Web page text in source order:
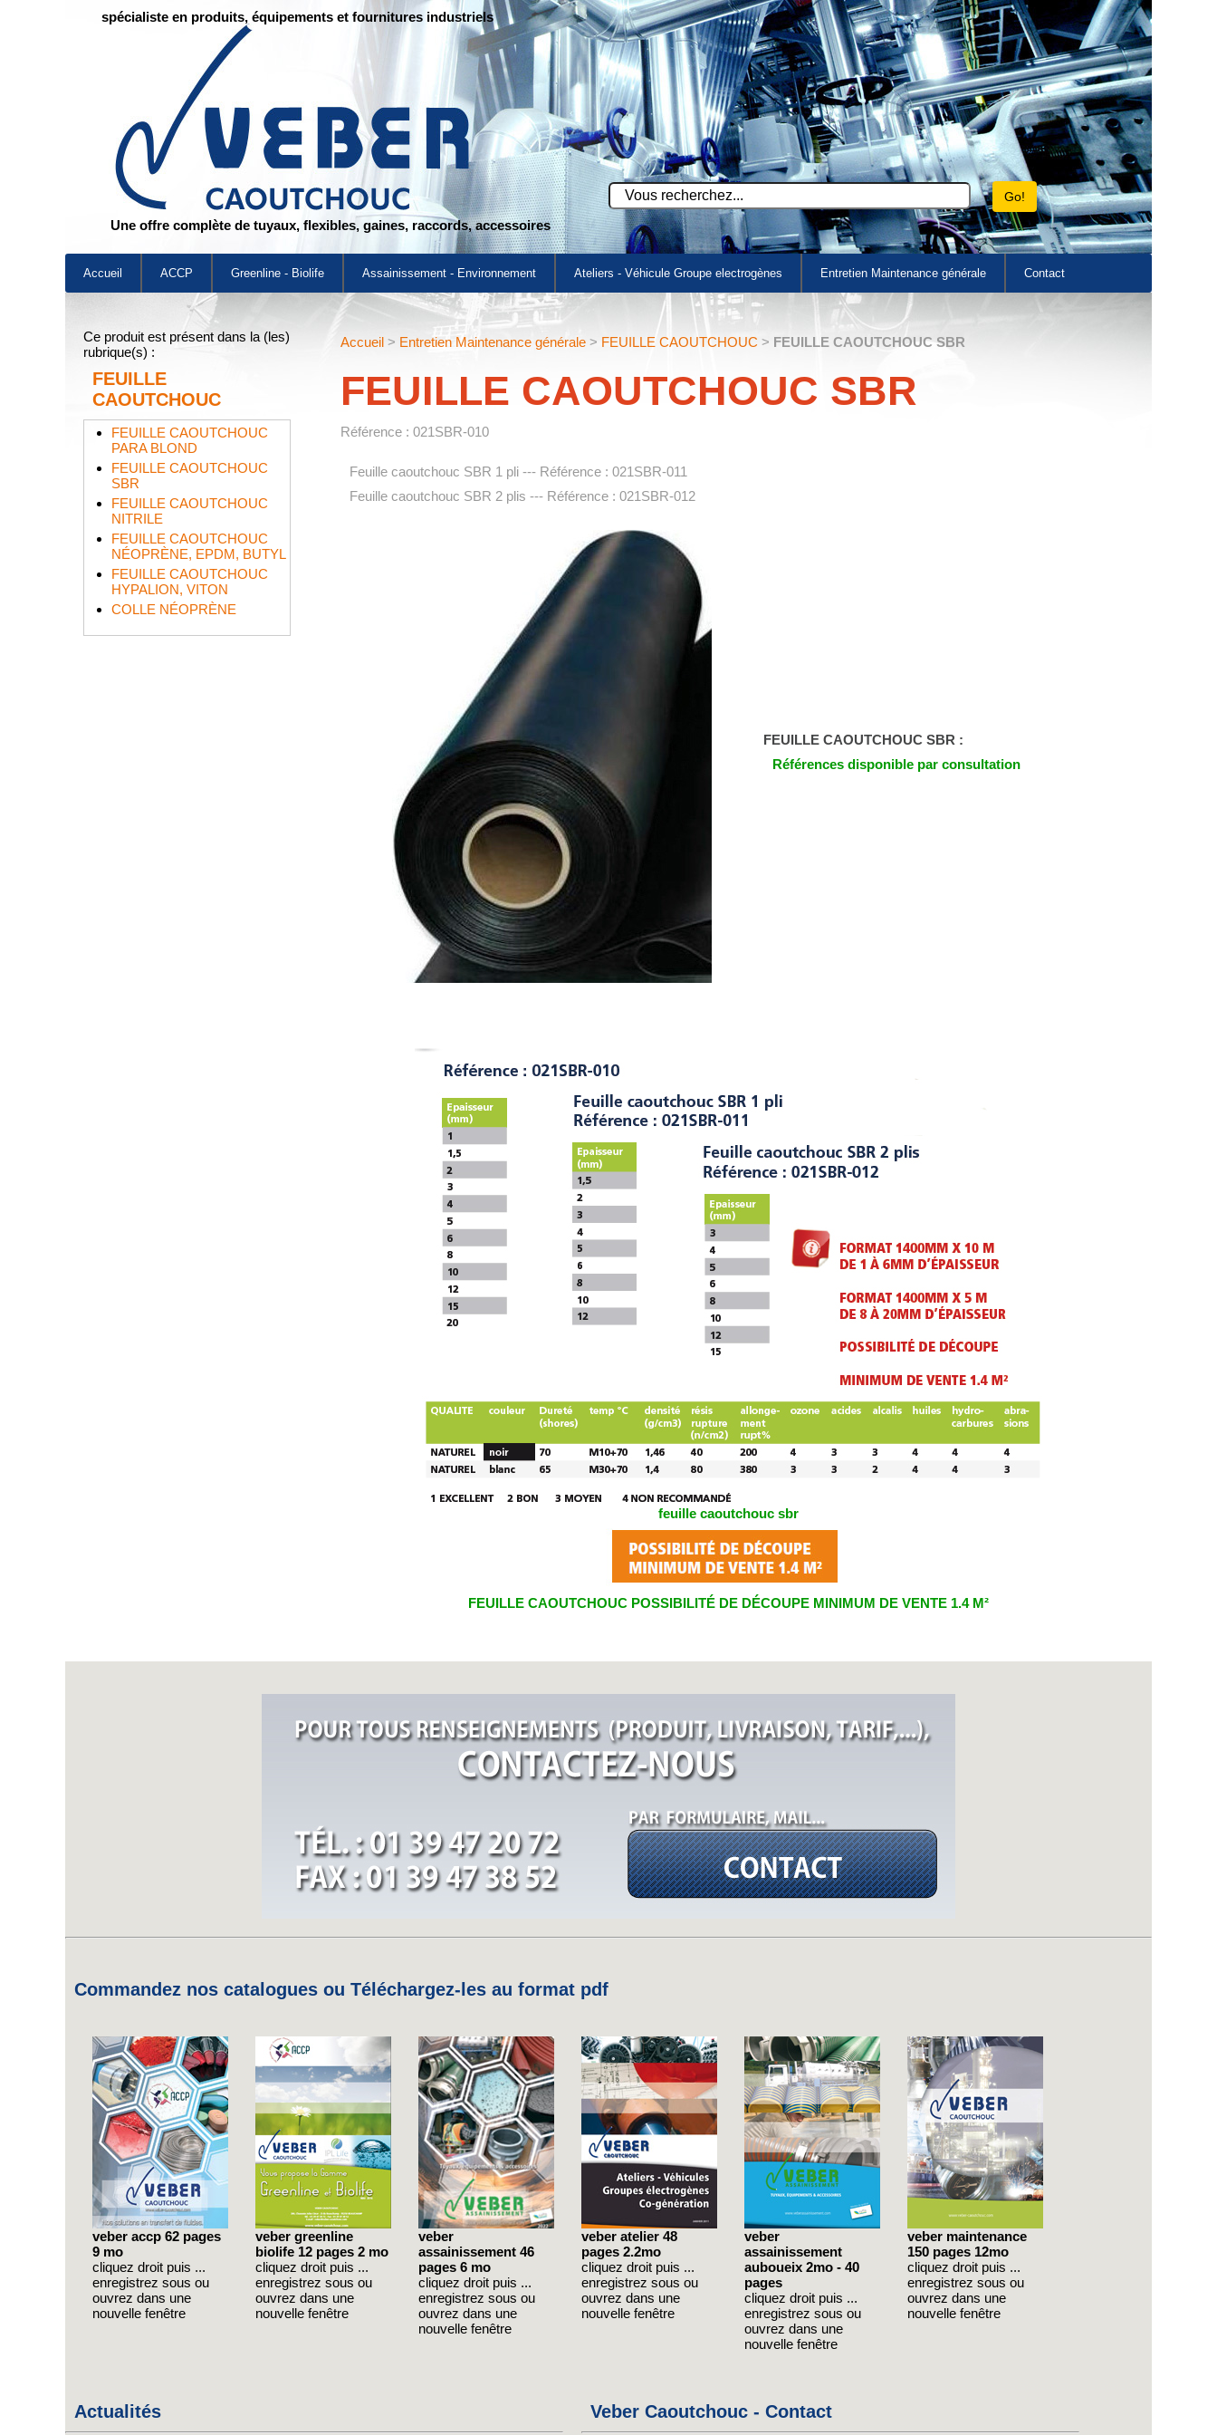
spécialiste en produits, équipements et fournitures industriels
Une offre complète de tuyaux, flexibles, gaines, raccords, accessoires
Accueil ACCP Greenline - Biolife Assainissement - Environnement Ateliers - Véhicule Groupe electrogènes Entretien Maintenance générale Contact
Ce produit est présent dans la (les)
rubrique(s) :
FEUILLE
CAOUTCHOUC
FEUILLE CAOUTCHOUC
PARA BLOND
FEUILLE CAOUTCHOUC
SBR
FEUILLE CAOUTCHOUC
NITRILE
FEUILLE CAOUTCHOUC
NÉOPRÈNE, EPDM, BUTYL
FEUILLE CAOUTCHOUC
HYPALION, VITON
COLLE NÉOPRÈNE
Accueil > Entretien Maintenance générale > FEUILLE CAOUTCHOUC > FEUILLE CAOUTCHOUC SBR
FEUILLE CAOUTCHOUC SBR
Référence : 021SBR-010
Feuille caoutchouc SBR 1 pli --- Référence : 021SBR-011
Feuille caoutchouc SBR 2 plis --- Référence : 021SBR-012
FEUILLE CAOUTCHOUC SBR :
Références disponible par consultation
feuille caoutchouc sbr
FEUILLE CAOUTCHOUC POSSIBILITÉ DE DÉCOUPE MINIMUM DE VENTE 1.4 M²
Commandez nos catalogues ou Téléchargez-les au format pdf
veber accp 62 pages
9 mo
cliquez droit puis ...
enregistrez sous ou
ouvrez dans une
nouvelle fenêtre
veber greenline
biolife 12 pages 2 mo
cliquez droit puis ...
enregistrez sous ou
ouvrez dans une
nouvelle fenêtre
veber
assainissement 46
pages 6 mo
cliquez droit puis ...
enregistrez sous ou
ouvrez dans une
nouvelle fenêtre
veber atelier 48
pages 2.2mo
cliquez droit puis ...
enregistrez sous ou
ouvrez dans une
nouvelle fenêtre
veber
assainissement
auboueix 2mo - 40
pages
cliquez droit puis ...
enregistrez sous ou
ouvrez dans une
nouvelle fenêtre
veber maintenance
150 pages 12mo
cliquez droit puis ...
enregistrez sous ou
ouvrez dans une
nouvelle fenêtre
Actualités Veber Caoutchouc - Contact